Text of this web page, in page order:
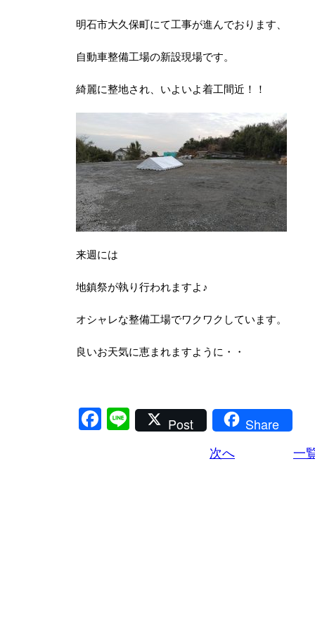
明石市大久保町にて工事が進んでおります、
自動車整備工場の新設現場です。
綺麗に整地され、いよいよ着工間近！！
来週には
地鎮祭が執り行われますよ♪
オシャレな整備工場でワクワクしています。
良いお天気に恵まれますように・・
Facebook
LinePost Share
次へ 一